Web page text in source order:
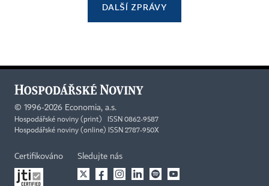
DALŠÍ ZPRÁVY
© 1996-2026 Economia, a.s.
Hospodářské noviny (print) ISSN 0862-9587
Hospodářské noviny (online) ISSN 2787-950X
Certifikováno Sledujte nás